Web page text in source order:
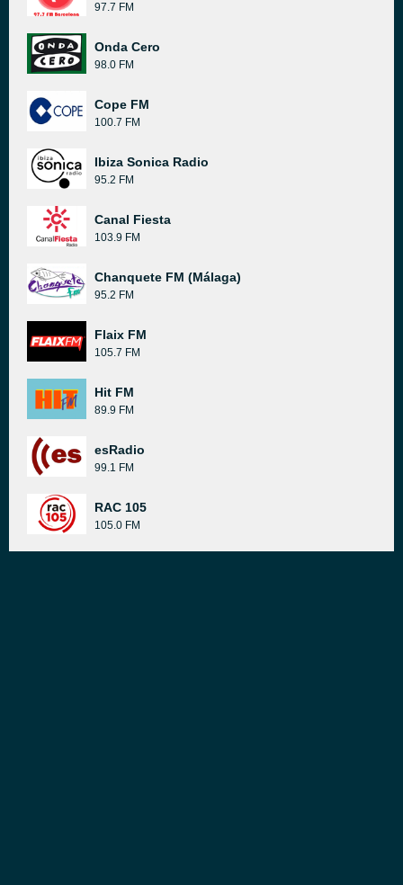
97.7 FM
Onda Cero
98.0 FM
Cope FM
100.7 FM
Ibiza Sonica Radio
95.2 FM
Canal Fiesta
103.9 FM
Chanquete FM (Málaga)
95.2 FM
Flaix FM
105.7 FM
Hit FM
89.9 FM
esRadio
99.1 FM
RAC 105
105.0 FM